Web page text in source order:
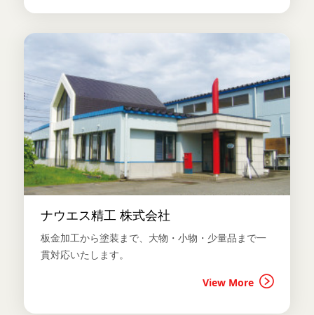
ナウエス精工 株式会社
板金加工から塗装まで、大物・小物・少量品まで一
貫対応いたします。
View More